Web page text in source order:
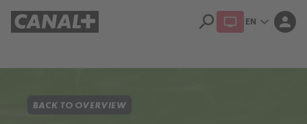
search EN expand_more person
BACK TO OVERVIEW